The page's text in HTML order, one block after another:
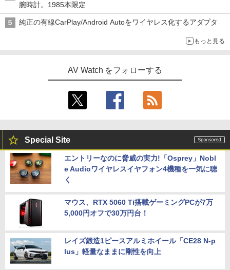
腕時計。1985本限定
純正の有線CarPlay/Android Autoをワイヤレス化するアダプタ
もっと見る
AV Watch をフォローする
Special Site
エントリーなのに脅威の実力!「Osprey」Nobl
e Audioワイヤレスイヤフォン4機種を一気に聴
く
マウス、RTX 5060 Ti搭載ゲーミングPCが7万
5,000円オフで30万円台！
レイズ鍛造1ピースアルミホイール「CE28 N-p
lus」軽量なままに剛性を向上